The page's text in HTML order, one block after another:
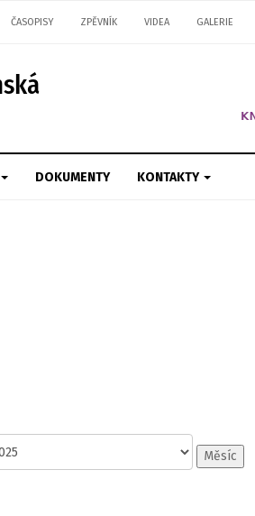
ČASOPISY ZPĚVNÍK VIDEA GALERIE
DOKUMENTY KONTAKTY
Měsíc